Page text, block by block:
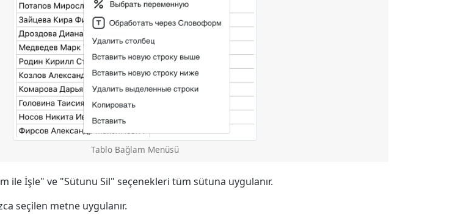
Tablo Bağlam Menüsü
ile İşle" ve "Sütunu Sil" seçenekleri tüm sütuna uygulanır.
seçilen metne uygulanır.